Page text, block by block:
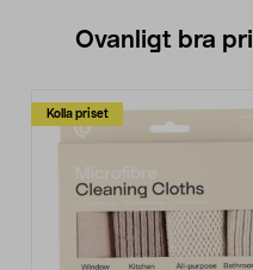
Ovanligt bra
Kolla priset